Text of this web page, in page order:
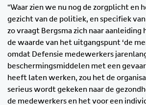
“Waar zien we nu nog de zorgplicht en
gezicht van de politiek, en specifiek
zo vraagt Bergsma zich naar aanleiding
de waarde van het uitgangspunt ‘de
omdat Defensie medewerkers
beschermingsmiddelen met een
heeft laten werken, zou het de
serieus wordt gekeken naar de
de medewerkers en het voor een